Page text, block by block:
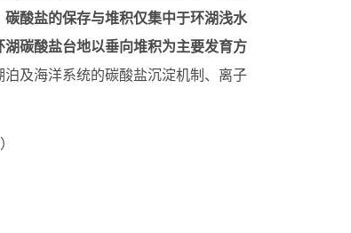
酸盐的保存与堆积仅集中于环湖浅水
碳酸盐台地以垂向堆积为主要发育方
及海洋系统的碳酸盐沉淀机制、离子